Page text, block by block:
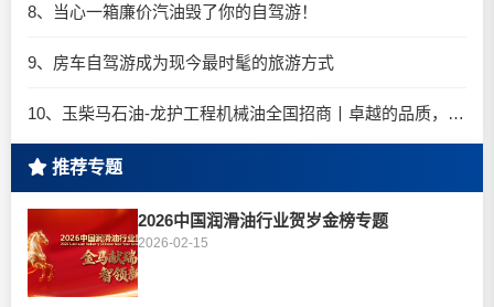
8、当心一箱廉价汽油毁了你的自驾游！
9、房车自驾游成为现今最时髦的旅游方式
10、玉柴马石油-龙护工程机械油全国招商丨卓越的品质，专业的品牌！
推荐专题
2026中国润滑油行业贺岁金榜专题
2026-02-15